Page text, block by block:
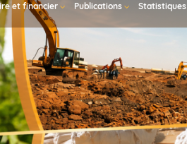
et financier Publications Statistiques